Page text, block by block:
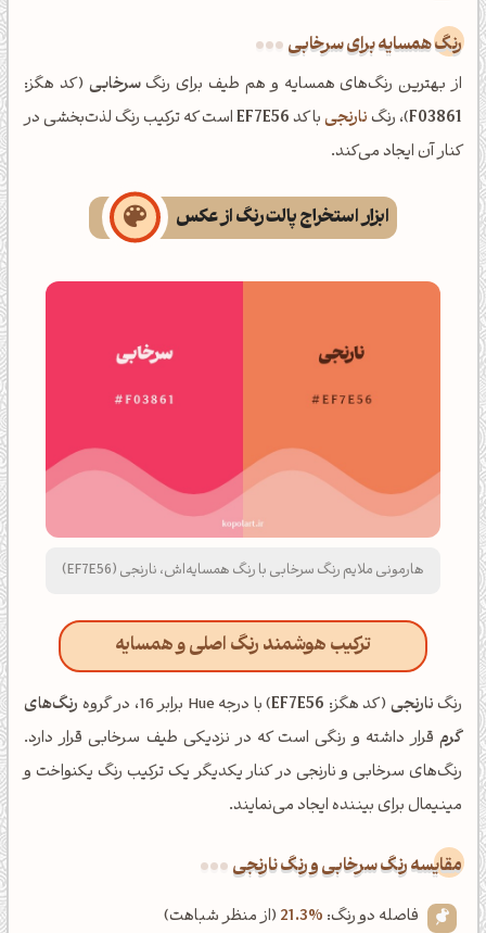
رنگ همسایه برای سرخابی
از بهترین رنگ‌های همسایه و هم طیف برای رنگسرخابی (کد هگز:
F03861)، رنگنارنجیبا کدEF7E56است که ترکیب رنگ لذت‌بخشی در
کنار آن ایجاد می‌کند.
ابزار استخراج پالت رنگ از عکس
هارمونی ملایم رنگ سرخابی با رنگ همسایه‌اش، نارنجی (EF7E56)
ترکیب هوشمند رنگ اصلی و همسایه
رنگنارنجی (کد هگز: EF7E56) با درجه Hue برابر 16، در گروه
رنگ‌های
گرم قرار داشته و رنگی است که در نزدیکی طیف سرخابی قرار دارد.
رنگ‌های سرخابی و نارنجی در کنار یکدیگر یک ترکیب رنگ یکنواخت و
مینیمال برای بیننده ایجاد می‌نمایند.
‌مقایسه رنگ سرخابی و رنگ نارنجی
فاصله دو رنگ: 21.3% (از منظر شباهت)